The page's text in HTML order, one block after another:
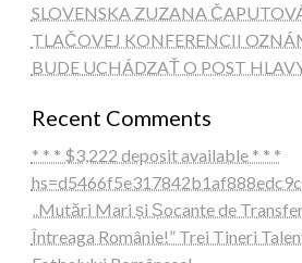
SLOVENSKA ZUZANA
TLAČOVEJ KONFERENCII
BUDE UCHÁDZAŤ O POST
Recent Comments
* * * $3,222 deposit available * * *
„Mutări Mari și Șocante de
Întreaga Românie!” Trei Tineri